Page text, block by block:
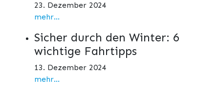
23. Dezember 2024
mehr...
Sicher durch den Winter: 6
wichtige Fahrtipps
13. Dezember 2024
mehr...